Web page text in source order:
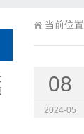
当前位置
08
2024-05